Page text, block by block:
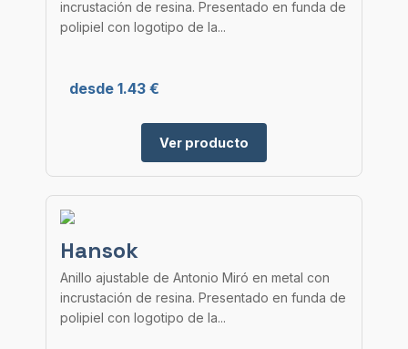
incrustación de resina. Presentado en funda de
polipiel con logotipo de la...
desde 1.43 €
Ver producto
Hansok
Anillo ajustable de Antonio Miró en metal con
incrustación de resina. Presentado en funda de
polipiel con logotipo de la...